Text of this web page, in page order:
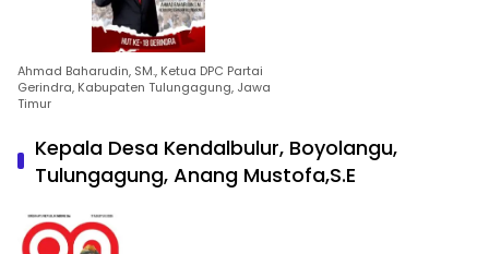
Ahmad Baharudin, SM., Ketua DPC Partai
Gerindra, Kabupaten Tulungagung, Jawa
Timur
Kepala Desa Kendalbulur, Boyolangu,
Tulungagung, Anang Mustofa,S.E